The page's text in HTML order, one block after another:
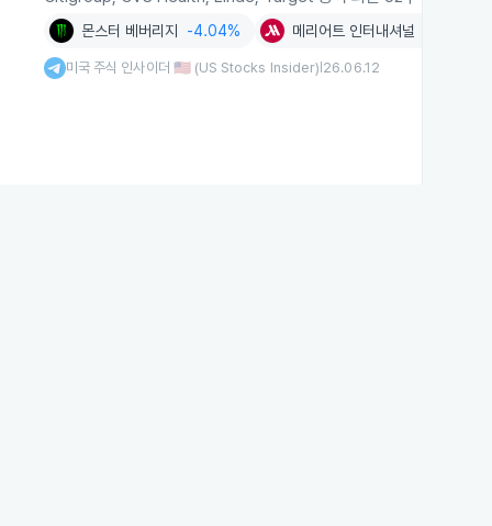
몬스터 베버리지 -4.04% 메리어트 인터내셔널
미국 주식 인사이더 🇺🇸 (US Stocks Insider) 26.06.12